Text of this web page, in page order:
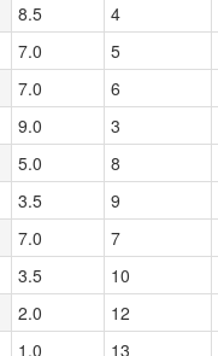
8.5 4
7.0 5
7.0 6
9.0 3
5.0 8
3.5 9
7.0 7
3.5 10
2.0 12
1.0 13